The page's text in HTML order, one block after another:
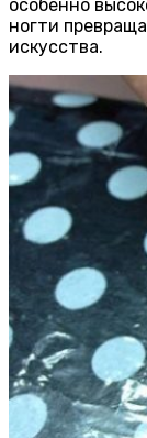
особенно
ногти
искусства.